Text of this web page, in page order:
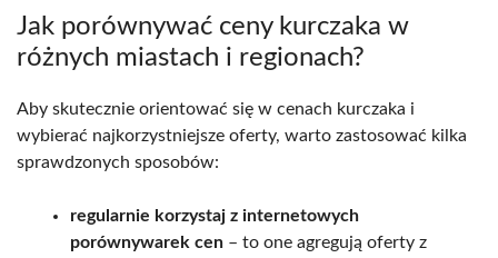
Jak porównywać ceny kurczaka w
różnych miastach i regionach?
Aby skutecznie orientować się w cenach kurczaka i
wybierać najkorzystniejsze oferty, warto zastosować kilka
sprawdzonych sposobów:
regularnie korzystaj z internetowych
porównywarek cen – to one agregują oferty z